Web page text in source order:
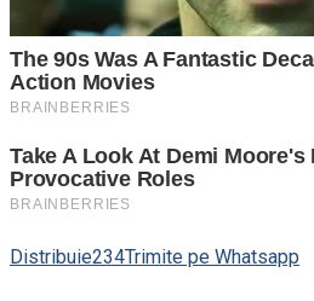
Distribuie234Trimite pe Whatsapp